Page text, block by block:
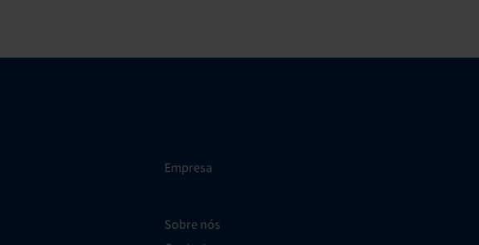
Empresa
Sobre nós